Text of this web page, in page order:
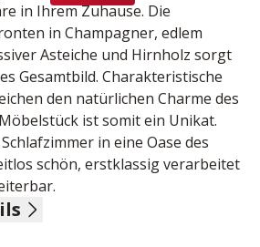
in Ihrem Zuhause. Die
in Champagner, edlem
Asteiche und Hirnholz sorgt
Gesamtbild. Charakteristische
den natürlichen Charme des
ist somit ein Unikat.
in eine Oase des
schön, erstklassig verarbeitet
Dekor, Farbglas